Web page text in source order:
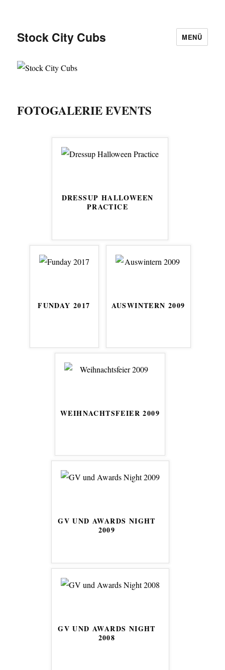
Stock City Cubs MENÜ
FOTOGALERIE EVENTS
DRESSUP HALLOWEEN
PRACTICE
FUNDAY 2017 AUSWINTERN 2009
WEIHNACHTSFEIER 2009
GV UND AWARDS NIGHT
2009
GV UND AWARDS NIGHT
2008